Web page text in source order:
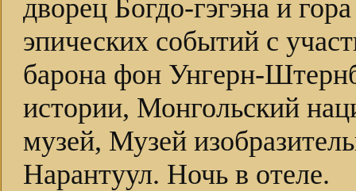
дворец Богдо-гэгэна и
эпических событий с
барона фон Унгерн-
истории, Монгольский
музей, Музей
Нарантуул. Ночь в отеле.